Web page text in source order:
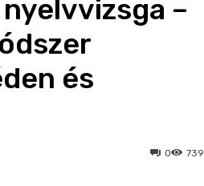
–
és
739
0